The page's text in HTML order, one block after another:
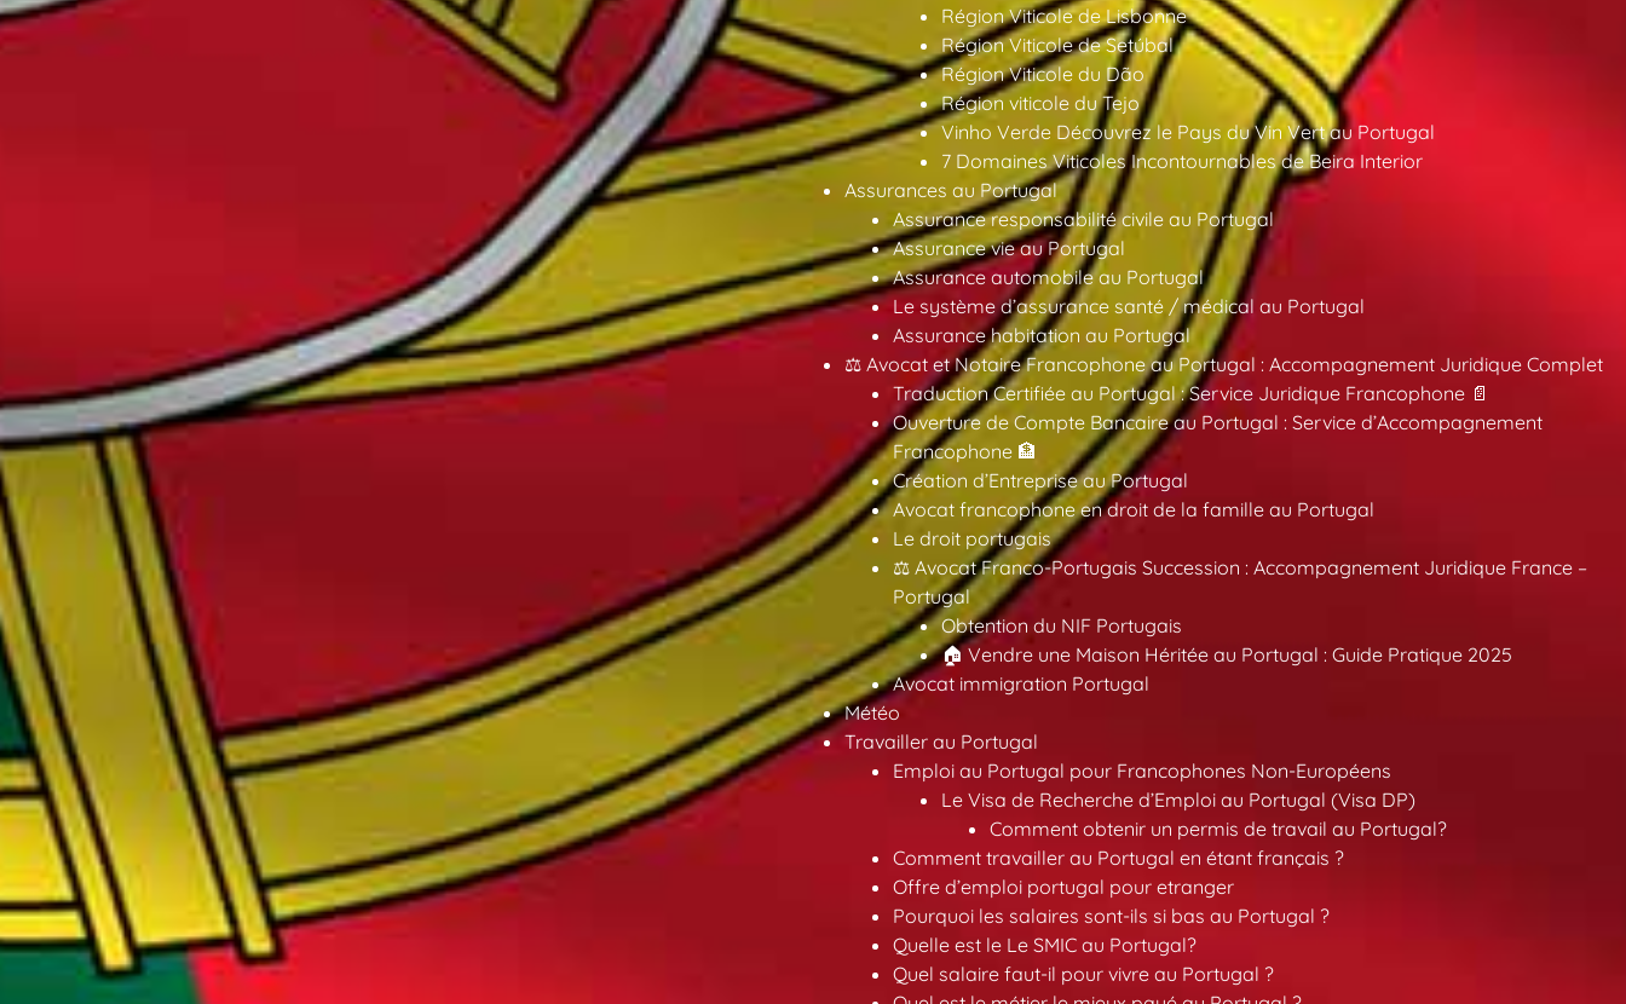
Région Viticole de Lisbonne
Région Viticole de Setúbal
Région Viticole du Dão
Région viticole du Tejo
Vinho Verde Découvrez le Pays du Vin Vert au Portugal
7 Domaines Viticoles Incontournables de Beira Interior
Assurances au Portugal
Assurance responsabilité civile au Portugal
Assurance vie au Portugal
Assurance automobile au Portugal
Le système d’assurance santé / médical au Portugal
Assurance habitation au Portugal
⚖️ Avocat et Notaire Francophone au Portugal : Accompagnement Juridique Complet
Traduction Certifiée au Portugal : Service Juridique Francophone 📄
Ouverture de Compte Bancaire au Portugal : Service d’Accompagnement
Francophone 🏦
Création d’Entreprise au Portugal
Avocat francophone en droit de la famille au Portugal
Le droit portugais
⚖️ Avocat Franco-Portugais Succession : Accompagnement Juridique France –
Portugal
Obtention du NIF Portugais
🏠 Vendre une Maison Héritée au Portugal : Guide Pratique 2025
Avocat immigration Portugal
Météo
Travailler au Portugal
Emploi au Portugal pour Francophones Non-Européens
Le Visa de Recherche d’Emploi au Portugal (Visa DP)
Comment obtenir un permis de travail au Portugal?
Comment travailler au Portugal en étant français ?
Offre d’emploi portugal pour etranger
Pourquoi les salaires sont-ils si bas au Portugal ?
Quelle est le Le SMIC au Portugal?
Quel salaire faut-il pour vivre au Portugal ?